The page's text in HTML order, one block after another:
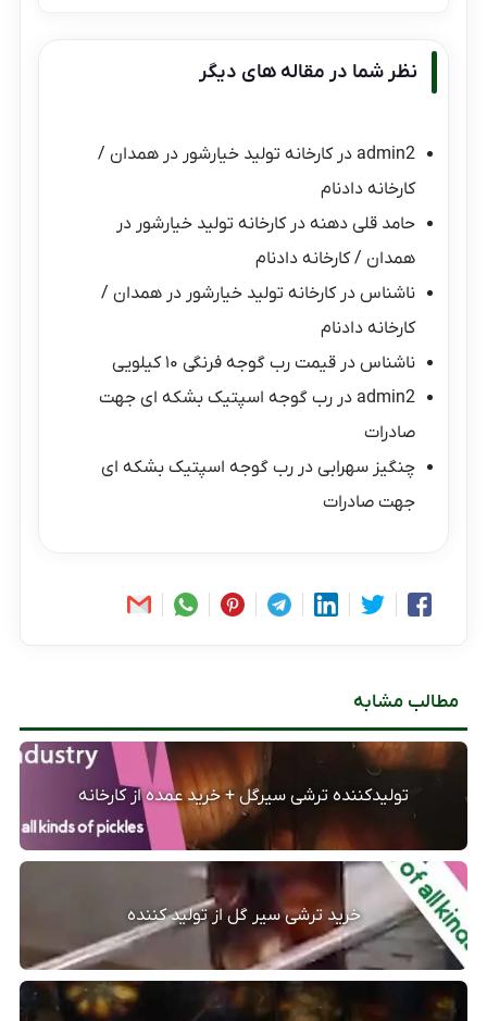
نظر شما در مقاله های دیگر
admin2 درکارخانه تولید خیارشور در همدان /
کارخانه دادنام
حامد قلی دهنه درکارخانه تولید خیارشور در
همدان / کارخانه دادنام
ناشناس درکارخانه تولید خیارشور در همدان /
کارخانه دادنام
ناشناس درقیمت رب گوجه فرنگی ۱۰ کیلویی
admin2 دررب گوجه اسپتیک بشکه ای جهت
صادرات
چنگیز سهرابی دررب گوجه اسپتیک بشکه ای
جهت صادرات
مطالب مشابه
تولیدکننده ترشی سیرگل + خرید عمده از کارخانه
خرید ترشی سیر گل از تولید کننده